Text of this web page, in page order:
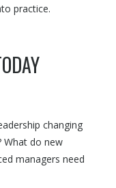
practice.
changing
What do new
managers need